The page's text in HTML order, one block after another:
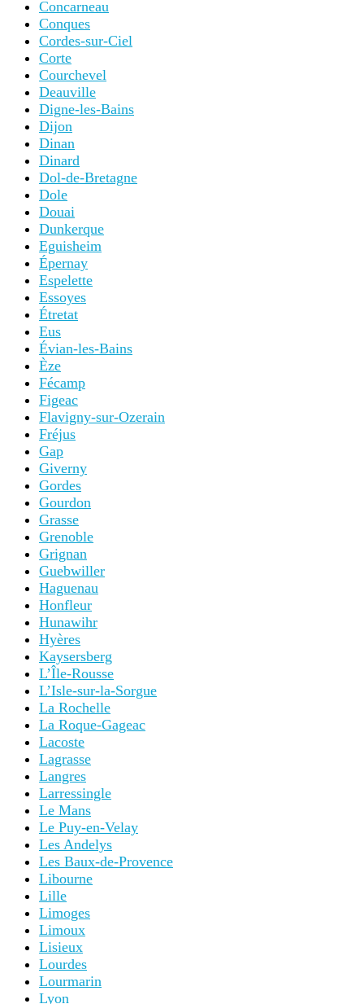
Concarneau
Conques
Cordes-sur-Ciel
Corte
Courchevel
Deauville
Digne-les-Bains
Dijon
Dinan
Dinard
Dol-de-Bretagne
Dole
Douai
Dunkerque
Eguisheim
Épernay
Espelette
Essoyes
Étretat
Eus
Évian-les-Bains
Èze
Fécamp
Figeac
Flavigny-sur-Ozerain
Fréjus
Gap
Giverny
Gordes
Gourdon
Grasse
Grenoble
Grignan
Guebwiller
Haguenau
Honfleur
Hunawihr
Hyères
Kaysersberg
L’Île-Rousse
L’Isle-sur-la-Sorgue
La Rochelle
La Roque-Gageac
Lacoste
Lagrasse
Langres
Larressingle
Le Mans
Le Puy-en-Velay
Les Andelys
Les Baux-de-Provence
Libourne
Lille
Limoges
Limoux
Lisieux
Lourdes
Lourmarin
Lyon